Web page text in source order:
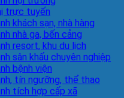
trực tuyến
khách sạn, nhà hàng
nhà ga, bến cảng
resort, khu du lịch
sân khấu chuyên nghiệp
bệnh viện
tín ngưỡng, thể thao
tích hợp cấp xã